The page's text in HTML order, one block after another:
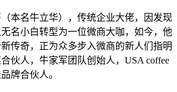
本名牛立华），传统企业大佬，因发现
名小白转型为一位微商大咖，如今，他
传奇，正为众多步入微商的新人们指明
伙人，牛家军团队创始人，USA coffee
牌合伙人。